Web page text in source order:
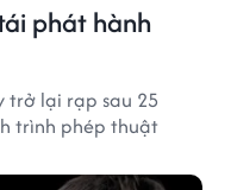
phát hành
trở lại rạp sau 25
trình phép thuật